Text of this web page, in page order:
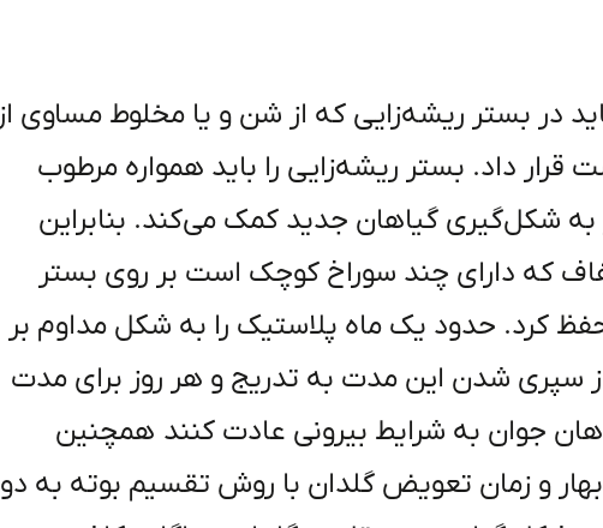
برگ باید در بستر ریشه‌زایی که از شن و یا مخلوط مساوی از
داد. بستر ریشه‌زایی را باید همواره مرطوب
شکل‌گیری گیاهان جدید کمک می‌کند. بنابراین
که دارای چند سوراخ کوچک است بر روی بستر
کرد. حدود یک ماه پلاستیک را به شکل مداوم بر
سپری شدن این مدت به تدریج و هر روز برای مدت
جوان به شرایط بیرونی عادت کنند همچنین
بهار و زمان تعویض گلدان با روش تقسیم بوته به دو